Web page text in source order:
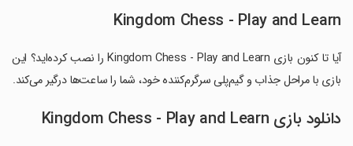
Kingdom Chess - Play and Learn
آیا تا کنون بازی Kingdom Chess - Play and Learn را نصب کرده‌اید؟ این
بازی با مراحل جذاب و گیم‌پلی سرگرم‌کننده خود، شما را ساعت‌ها درگیر می‌کند.
دانلود بازی Kingdom Chess - Play and Learn